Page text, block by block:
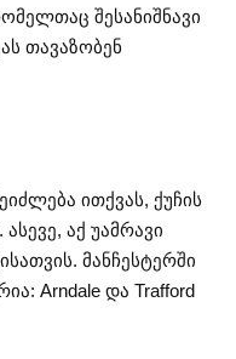
შესანიშნავი
თავაზობენ
ითქვას, ქუჩის
აქ უამრავი
მანჩესტერში
Arndale და Trafford